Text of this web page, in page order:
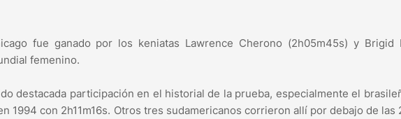
fue ganado por los keniatas Lawrence Cherono (2h05m45s) y Brigid
femenino.
destacada participación en el historial de la prueba, especialmente el
1994 con 2h11m16s. Otros tres sudamericanos corrieron allí por debajo de las